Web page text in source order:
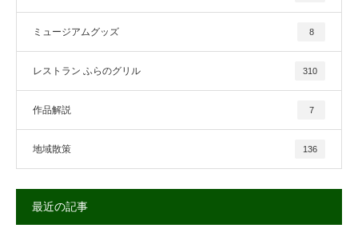
ミュージアムグッズ 8
レストラン ふらのグリル 310
作品解説 7
地域散策 136
最近の記事